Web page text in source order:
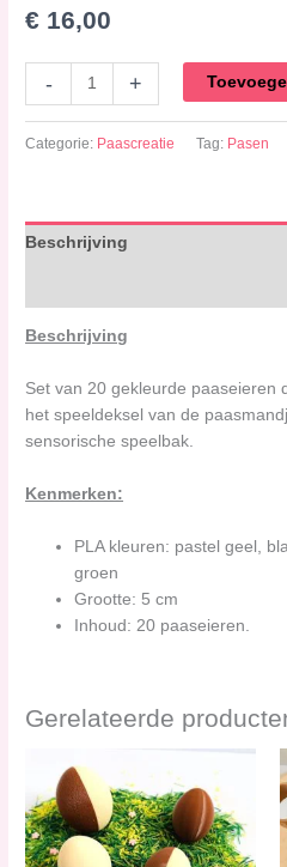
€ 16,00
- +
Categorie: Paascreatie Tag: Pasen
Beschrijving
Beschrijving
Set van 20 gekleurde paaseieren
het speeldeksel van de
sensorische speelbak.
Kenmerken:
PLA kleuren: pastel geel,
groen
Grootte: 5 cm
Inhoud: 20 paaseieren.
Gerelateerde
€ 11,00
tot
€ 66,00
product
heeft
meerdere